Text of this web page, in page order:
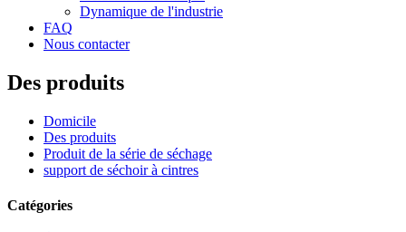
Dynamique de l'industrie
FAQ
Nous contacter
Des produits
Domicile
Des produits
Produit de la série de séchage
support de séchoir à cintres
Catégories